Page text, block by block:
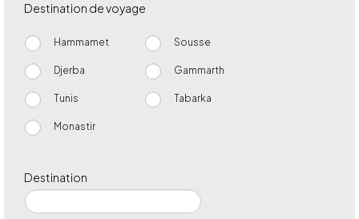
Destination de voyage
Hammamet Sousse
Djerba Gammarth
Tunis Tabarka
Monastir
Destination